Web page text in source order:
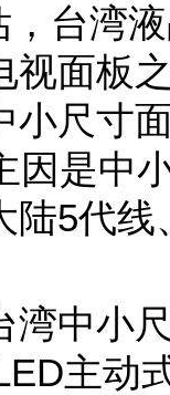
湾液
视面板
小尺寸
因是中
陆5代
中小尺
主动